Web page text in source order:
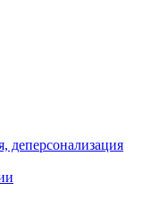
деперсонализация